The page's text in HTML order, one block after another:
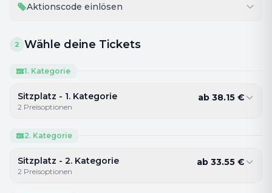
Aktionscode einlösen
2 Wähle deine Tickets
1. Kategorie
Sitzplatz - 1. Kategorie
2 Preisoptionen
ab 38.15 €
2. Kategorie
Sitzplatz - 2. Kategorie
2 Preisoptionen
ab 33.55 €